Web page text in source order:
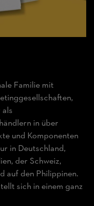
Familie mit
in über
und Komponenten
in Deutschland,
der Schweiz,
auf den Philippinen.
sich in einem ganz